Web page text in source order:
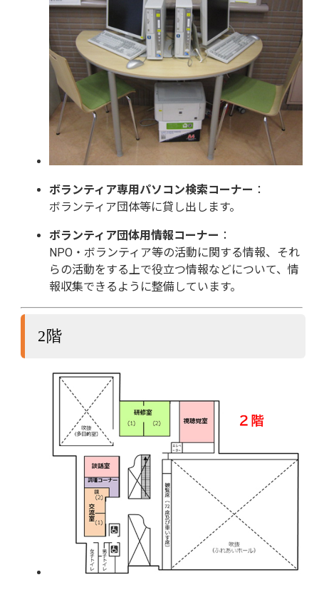
ボランティア専用パソコン検索コーナー ：
ボランティア団体等に貸し出します。
ボランティア団体用情報コーナー ：
NPO・ボランティア等の活動に関する情報、それ
らの活動をする上で役立つ情報などについて、情
報収集できるように整備しています。
2階